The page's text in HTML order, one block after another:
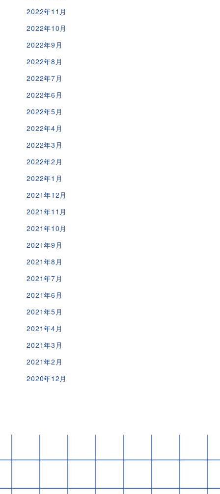
2022年11月
2022年10月
2022年9月
2022年8月
2022年7月
2022年6月
2022年5月
2022年4月
2022年3月
2022年2月
2022年1月
2021年12月
2021年11月
2021年10月
2021年9月
2021年8月
2021年7月
2021年6月
2021年5月
2021年4月
2021年3月
2021年2月
2020年12月